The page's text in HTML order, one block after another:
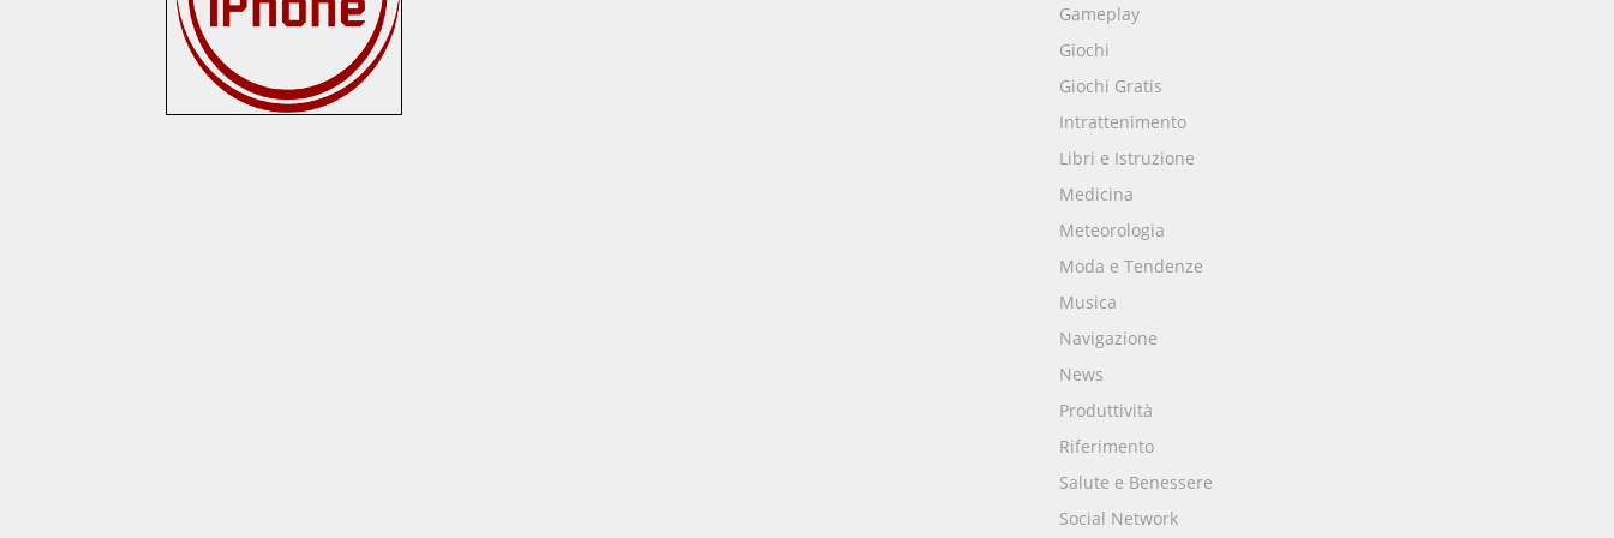
Gameplay
Giochi
Giochi Gratis
Intrattenimento
Libri e Istruzione
Medicina
Meteorologia
Moda e Tendenze
Musica
Navigazione
News
Produttività
Riferimento
Salute e Benessere
Social Network